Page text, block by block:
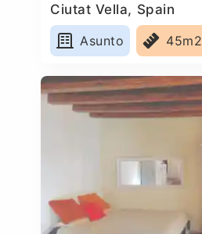
Ciutat Vella, Spain
Asunto
45m2